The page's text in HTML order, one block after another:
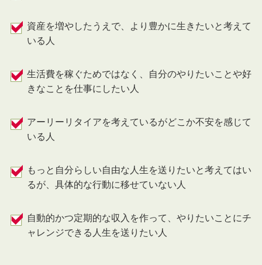
資産を増やしたうえで、より豊かに生きたいと考えて
いる人
生活費を稼ぐためではなく、自分のやりたいことや好
きなことを仕事にしたい人
アーリーリタイアを考えているがどこか不安を感じて
いる人
もっと自分らしい自由な人生を送りたいと考えてはい
るが、具体的な行動に移せていない人
自動的かつ定期的な収入を作って、やりたいことにチ
ャレンジできる人生を送りたい人